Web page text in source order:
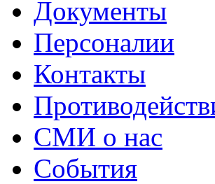
Документы
Персоналии
Контакты
СМИ о нас
События